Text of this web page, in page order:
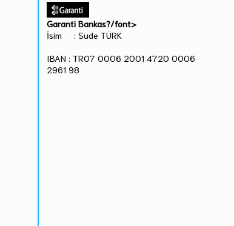
Garanti Bankas?/font>
İsim : Sude TÜRK
IBAN : TR07 0006 2001 4720 0006
2961 98